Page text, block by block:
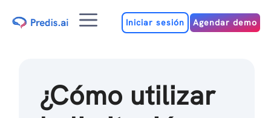
MenúIniciar sesión Agendar demo
¿Cómo utilizar